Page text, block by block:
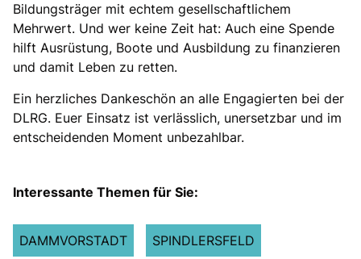
Bildungsträger mit echtem gesellschaftlichem
Mehrwert. Und wer keine Zeit hat: Auch eine Spende
hilft Ausrüstung, Boote und Ausbildung zu finanzieren
und damit Leben zu retten.
Ein herzliches Dankeschön an alle Engagierten bei der
DLRG. Euer Einsatz ist verlässlich, unersetzbar und im
entscheidenden Moment unbezahlbar.
Interessante Themen für Sie:
DAMMVORSTADT SPINDLERSFELD